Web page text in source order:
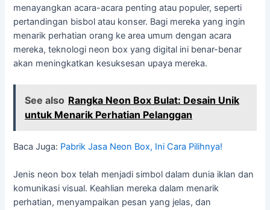
menayangkan acara-acara penting atau populer, seperti
pertandingan bisbol atau konser. Bagi mereka yang ingin
menarik perhatian orang ke area umum dengan acara
mereka, teknologi neon box yang digital ini benar-benar
akan meningkatkan kesuksesan upaya mereka.
See also Rangka Neon Box Bulat: Desain Unik
untuk Menarik Perhatian Pelanggan
Baca Juga: Pabrik Jasa Neon Box, Ini Cara Pilihnya!
Jenis neon box telah menjadi simbol dalam dunia iklan dan
komunikasi visual. Keahlian mereka dalam menarik
perhatian, menyampaikan pesan yang jelas, dan